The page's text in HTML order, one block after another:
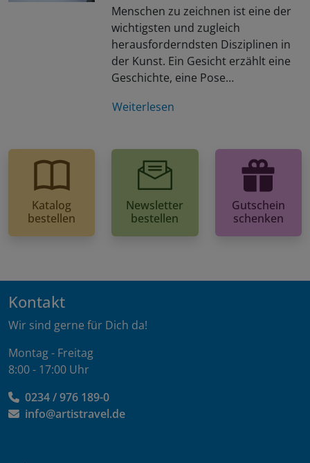
Menschen zu zeichnen ist eine der
wichtigsten und zugleich
herausforderndsten Disziplinen in
der Kunst. Ein Gesicht erzählt eine
Geschichte, eine Pose…
Weiterlesen
Katalog
bestellen
Newsletter
bestellen
Gutschein
schenken
Kontakt
Wir sind gerne für Dich da!
Montag - Freitag
8:00 - 17:00 Uhr
0234 / 976 189-0
info@artistravel.de